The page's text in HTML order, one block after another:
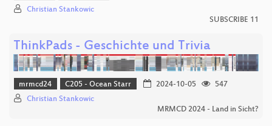
Christian Stankowic
SUBSCRIBE 11
ThinkPads - Geschichte und Trivia
mrmcd24 C205 - Ocean Starr 2024-10-05
547
Christian Stankowic
MRMCD 2024 - Land in Sicht?